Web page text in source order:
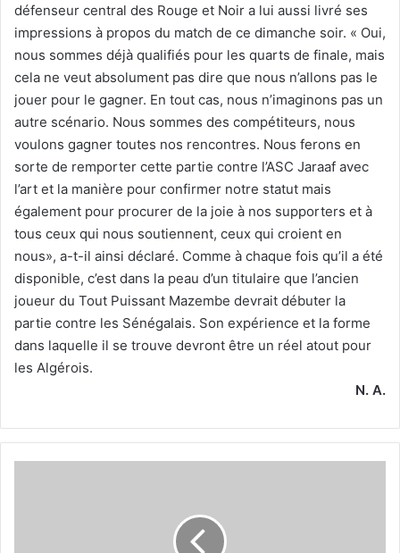
défenseur central des Rouge et Noir a lui aussi livré ses
impressions à propos du match de ce dimanche soir. « Oui,
nous sommes déjà qualifiés pour les quarts de finale, mais
cela ne veut absolument pas dire que nous n’allons pas le
jouer pour le gagner. En tout cas, nous n’imaginons pas un
autre scénario. Nous sommes des compétiteurs, nous
voulons gagner toutes nos rencontres. Nous ferons en
sorte de remporter cette partie contre l’ASC Jaraaf avec
l’art et la manière pour confirmer notre statut mais
également pour procurer de la joie à nos supporters et à
tous ceux qui nous soutiennent, ceux qui croient en
nous», a-t-il ainsi déclaré. Comme à chaque fois qu’il a été
disponible, c’est dans la peau d’un titulaire que l’ancien
joueur du Tout Puissant Mazembe devrait débuter la
partie contre les Sénégalais. Son expérience et la forme
dans laquelle il se trouve devront être un réel atout pour
les Algérois.
N. A.